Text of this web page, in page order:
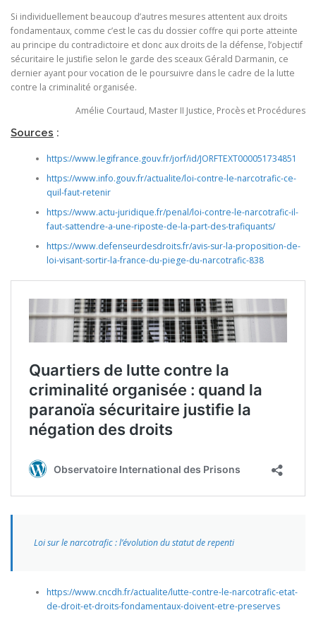
Si individuellement beaucoup d’autres mesures attentent aux droits
fondamentaux, comme c’est le cas du dossier coffre qui porte atteinte
au principe du contradictoire et donc aux droits de la défense, l’objectif
sécuritaire le justifie selon le garde des sceaux Gérald Darmanin, ce
dernier ayant pour vocation de le poursuivre dans le cadre de la lutte
contre la criminalité organisée.
Amélie Courtaud, Master II Justice, Procès et Procédures
Sources :
https://www.legifrance.gouv.fr/jorf/id/JORFTEXT000051734851
https://www.info.gouv.fr/actualite/loi-contre-le-narcotrafic-ce-
quil-faut-retenir
https://www.actu-juridique.fr/penal/loi-contre-le-narcotrafic-il-
faut-sattendre-a-une-riposte-de-la-part-des-trafiquants/
https://www.defenseurdesdroits.fr/avis-sur-la-proposition-de-
loi-visant-sortir-la-france-du-piege-du-narcotrafic-838
Loi sur le narcotrafic : l’évolution du statut de repenti
https://www.cncdh.fr/actualite/lutte-contre-le-narcotrafic-etat-
de-droit-et-droits-fondamentaux-doivent-etre-preserves